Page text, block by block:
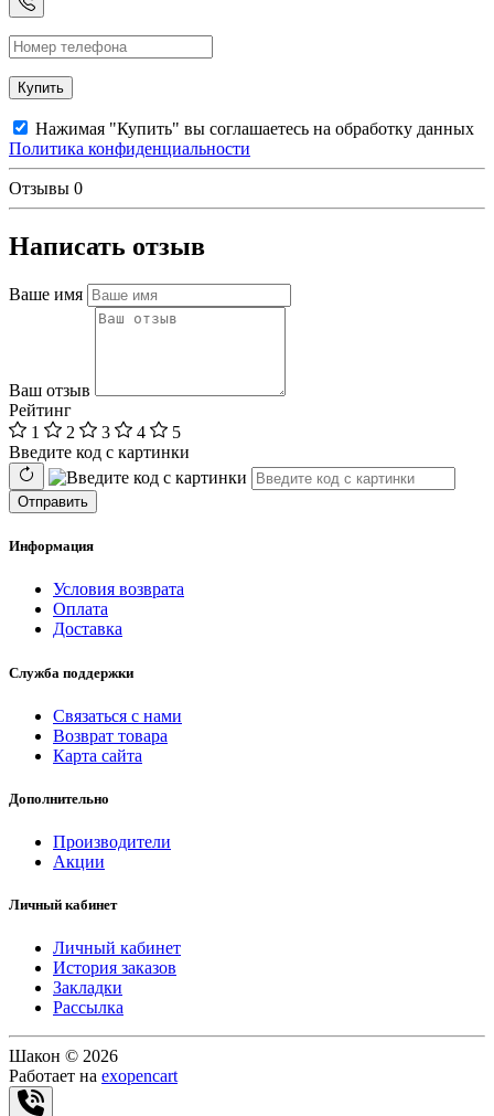
Купить
Нажимая "Купить" вы соглашаетесь на обработку данных
Политика конфиденциальности
Отзывы 0
Написать отзыв
Ваше имя
Ваш отзыв
Рейтинг
1
2 3 4
5
Введите код с картинки
Отправить
Информация
Условия возврата
Оплата
Доставка
Служба поддержки
Связаться с нами
Возврат товара
Карта сайта
Дополнительно
Производители
Акции
Личный кабинет
Личный кабинет
История заказов
Закладки
Рассылка
Шакон © 2026
Работает на exopencart